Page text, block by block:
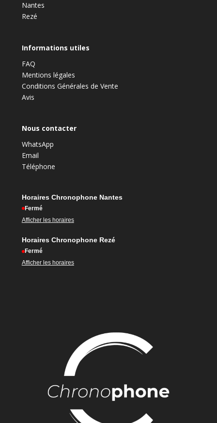
Nantes
Rezé
Informations utiles
FAQ
Mentions légales
Conditions Générales de Vente
Avis
Nous contacter
WhatsApp
Email
Téléphone
Horaires Chronophone Nantes
Fermé
Afficher les horaires
Horaires Chronophone Rezé
Fermé
Afficher les horaires